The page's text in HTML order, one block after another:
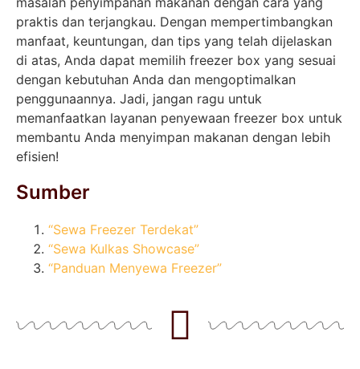
praktis dan terjangkau. Dengan mempertimbangkan
manfaat, keuntungan, dan tips yang telah dijelaskan
di atas, Anda dapat memilih freezer box yang sesuai
dengan kebutuhan Anda dan mengoptimalkan
penggunaannya. Jadi, jangan ragu untuk
memanfaatkan layanan penyewaan freezer box untuk
membantu Anda menyimpan makanan dengan lebih
efisien!
Sumber
“Sewa Freezer Terdekat”
“Sewa Kulkas Showcase”
“Panduan Menyewa Freezer”